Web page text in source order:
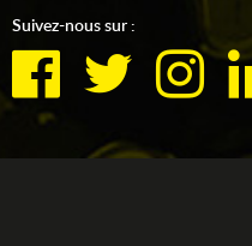
Suivez-nous sur :